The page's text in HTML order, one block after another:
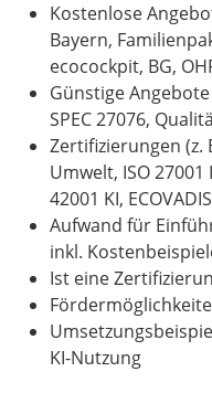
Kostenlose
Bayern,
ecocockpit, BG,
Günstige Angebote
SPEC 27076,
Zertifizierungen (z.
Umwelt, ISO
42001 KI,
Aufwand für
inkl.
Ist eine
KI-Nutzung